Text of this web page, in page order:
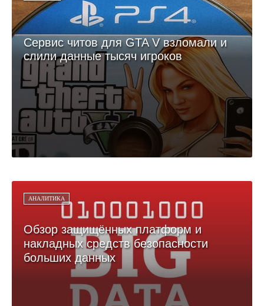
Сервис читов для GTA V взломали и
слили данные тысяч игроков
АНАЛИТИКА
Обзор защищённых платформ и
накладных средств безопасности
больших данных